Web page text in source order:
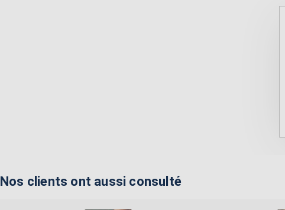
Nos clients ont aussi consulté